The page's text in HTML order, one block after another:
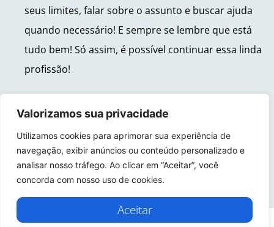
Valorizamos sua privacidade
Utilizamos cookies para aprimorar sua experiência de
navegação, exibir anúncios ou conteúdo personalizado e
analisar nosso tráfego. Ao clicar em “Aceitar”, você
concorda com nosso uso de cookies.
Aceitar
seus limites, falar sobre o assunto e buscar ajuda
quando necessário! E sempre se lembre que está
tudo bem! Só assim, é possível continuar essa linda
profissão!
ANTERIOR
ADOTOU UM GATINHO OU SE MUDOU? VEJA COMO FAZER ELE SE ADAPTAR AO NOVO LAR!
PRÓXIMO
© 2026 - UNI-A Educação Ltda - CNPJ: 28.174.205/0001-02 - Política de Privacidade